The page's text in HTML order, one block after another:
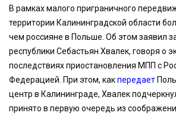
В рамках малого приграничного
территории Калининградской области
чем россияне в Польше. Об этом заявил
республики Себастьян Хвалек, говоря о
последствиях приостановления МПП с
Федерацией. При этом, какпередает
центр в Калининграде, Хвалек
принято в первую очередь из